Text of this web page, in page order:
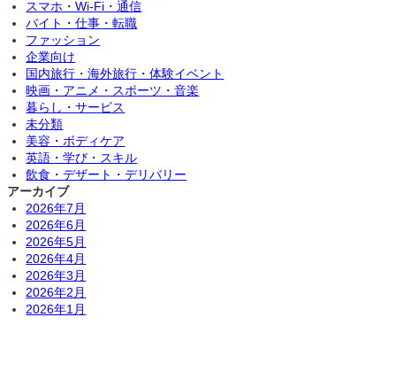
スマホ・Wi-Fi・通信
バイト・仕事・転職
ファッション
企業向け
国内旅行・海外旅行・体験イベント
映画・アニメ・スポーツ・音楽
暮らし・サービス
未分類
美容・ボディケア
英語・学び・スキル
飲食・デザート・デリバリー
アーカイブ
2026年7月
2026年6月
2026年5月
2026年4月
2026年3月
2026年2月
2026年1月